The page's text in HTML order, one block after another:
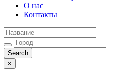
О нас
Контакты
×